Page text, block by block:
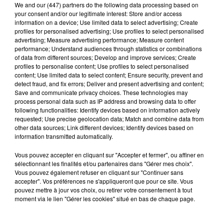
Lecture (1 min 16 sec)
100%
11 mai 2025 - 1 min 16 sec
L'AGENDA DE L'AUDE DU 11/05/2025 À 08H40
We and our (447) partnersdo the following data processing based on
your consent and/or our legitimate interest: Store and/or access
information on a device; Use limited data to select advertising; Create
profiles for personalised advertising; Use profiles to select personalised
advertising; Measure advertising performance; Measure content
performance; Understand audiences through statistics or combinations
of data from different sources; Develop and improve services; Create
profiles to personalise content; Use profiles to select personalised
content; Use limited data to select content; Ensure security, prevent and
detect fraud, and fix errors; Deliver and present advertising and content;
Save and communicate privacy choices. These technologies may
process personal data such as IP address and browsing data to offer
following functionalities: Identify devices based on information actively
requested; Use precise geolocation data; Match and combine data from
other data sources; Link different devices; Identify devices based on
information transmitted automatically.
Vous pouvez accepter en cliquant sur "Accepter et fermer", ou affiner en
sélectionnant les finalités et/ou partenaires dans "Gérer mes choix".
Vous pouvez également refuser en cliquant sur "Continuer sans
accepter". Vos préférences ne s'appliqueront que pour ce site. Vous
pouvez mettre à jour vos choix, ou retirer votre consentement à tout
moment via le lien "Gérer les cookies" situé en bas de chaque page.